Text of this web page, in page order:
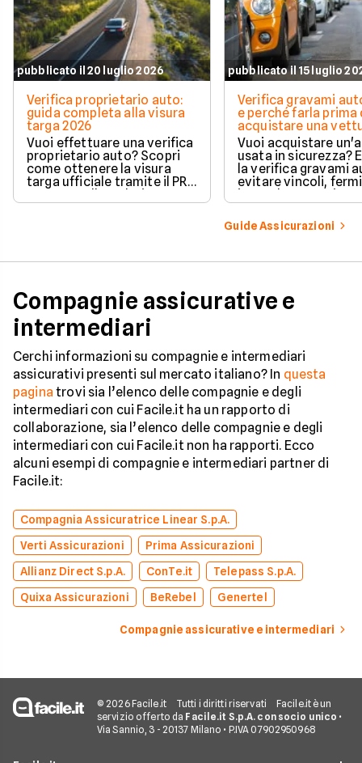
pubblicato il 20 luglio 2026
Verifica proprietario auto:
guida completa alla visura
targa 2026
Vuoi effettuare una verifica
proprietario auto? Scopri
come ottenere la visura
targa ufficiale tramite il PRA
per controllare dati e
vincoli in totale sicurezza.
pubblicato il 15 luglio
Verifica gravami
e perché farla prima
acquistare una
Vuoi acquistare
usata in sicurezza?
la verifica gravami
evitare vincoli,
ipoteche. Scopri
tutelare il tuo
Guide Assicurazioni
Compagnie assicurative e
intermediari
Cerchi informazioni su compagnie e intermediari
assicurativi presenti sul mercato italiano? In questa
pagina trovi sia l’elenco delle compagnie e degli
intermediari con cui Facile.it ha un rapporto di
collaborazione, sia l’elenco delle compagnie e degli
intermediari con cui Facile.it non ha rapporti. Ecco
alcuni esempi di compagnie e intermediari partner di
Facile.it:
Compagnia Assicuratrice Linear S.p.A.
Verti Assicurazioni
Prima Assicurazioni
Allianz Direct S.p.A.
ConTe.it
Telepass S.p.A.
Quixa Assicurazioni
BeRebel Genertel
Compagnie assicurative e intermediari
© 2026 Facile.it Tutti i diritti riservati
Facile.it è un
servizio offerto da Facile.it S.p.A. con socio unico •
Via Sannio, 3 - 20137 Milano • P.IVA 07902950968